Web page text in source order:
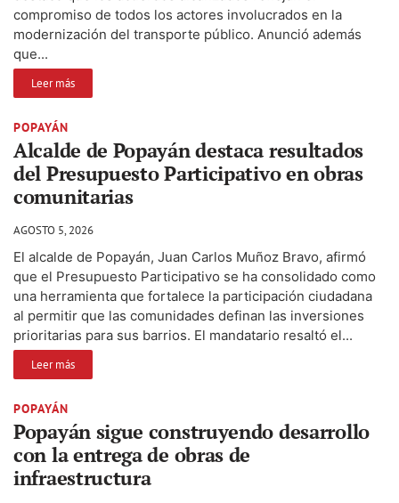
compromiso de todos los actores involucrados en la
modernización del transporte público. Anunció además
que...
Leer más
POPAYÁN
Alcalde de Popayán destaca resultados
del Presupuesto Participativo en obras
comunitarias
AGOSTO 5, 2026
El alcalde de Popayán, Juan Carlos Muñoz Bravo, afirmó
que el Presupuesto Participativo se ha consolidado como
una herramienta que fortalece la participación ciudadana
al permitir que las comunidades definan las inversiones
prioritarias para sus barrios. El mandatario resaltó el...
Leer más
POPAYÁN
Popayán sigue construyendo desarrollo
con la entrega de obras de
infraestructura